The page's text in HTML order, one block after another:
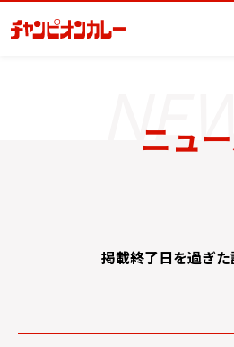
ニュ
掲載終了日を過ぎた